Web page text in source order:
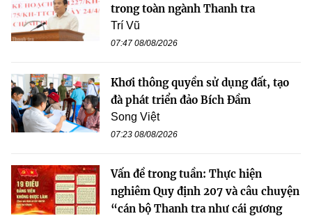
trong toàn ngành Thanh tra
Trí Vũ
07:47 08/08/2026
Khơi thông quyền sử dụng đất, tạo
đà phát triển đảo Bích Đầm
Song Việt
07:23 08/08/2026
Vấn đề trong tuần: Thực hiện
nghiêm Quy định 207 và câu chuyện
“cán bộ Thanh tra như cái gương